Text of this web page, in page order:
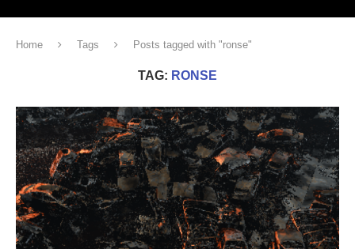
Home Tags Posts tagged with "ronse"
TAG: RONSE